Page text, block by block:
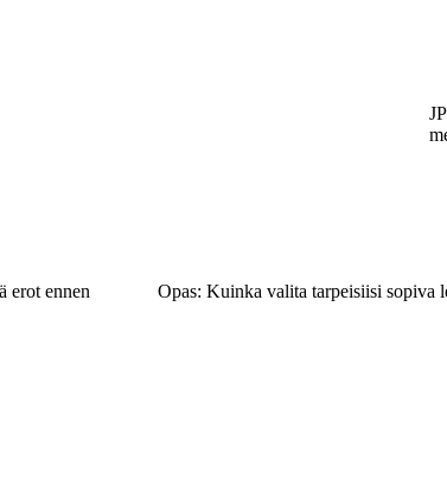
erot ennen
Opas: Kuinka valita tarpeisiisi sopiva